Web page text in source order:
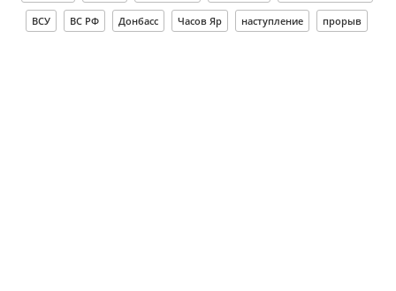
ВСУ ВС РФ Донбасс Часов Яр наступление прорыв